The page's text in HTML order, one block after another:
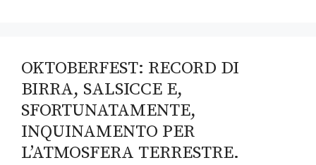
OKTOBERFEST: RECORD DI
BIRRA, SALSICCE E,
SFORTUNATAMENTE,
INQUINAMENTO PER
L’ATMOSFERA TERRESTRE.